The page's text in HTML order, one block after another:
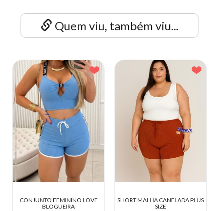
Quem viu, também viu...
SHORT MALHA CANELADA PLUS
SIZE
SHORT CURTO FITNESS LISO
COM DETALHES